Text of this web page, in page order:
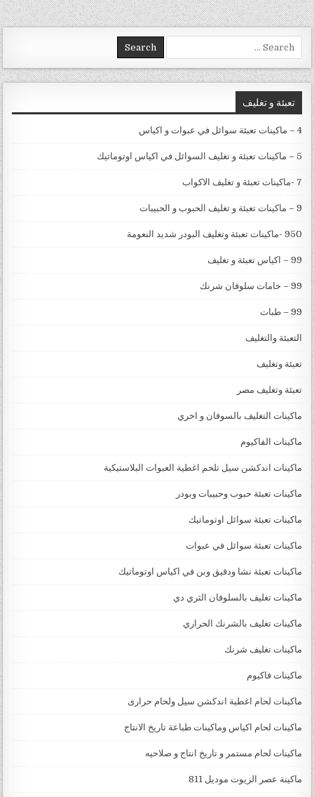
Search for:
تعبئة و تغليف
4 – ماكينات تعبئة سوائل في عبوات و اكياس
5 – ماكينات تعبئة و تغليف السوائل في اكياس اوتوماتيك
7 -ماكينات تعبئة و تغليف الاكواب
9 – ماكينات تعبئة و تغليف الحبوب و الحبيبات
950 -ماكينات تعبئة وتغليف البودر شديد النعومة
99 – اكياس تعبئة و تغليف
99 – خامات سلوفان شرنك
99 – طبات
التعبئة والتغليف
تعبئة وتغليف
تعبئة وتغليف مصر
ماكينات التغليف بالسوفان و اخري
ماكينات الفاكيوم
ماكينات اندكشن سيل تلحم اغطية العبوات البلاستيكية
ماكينات تعبئة حبوب وحبيبات وبودر
ماكينات تعبئة سوائل اوتوماتيك
ماكينات تعبئة سوائل في عبوات
ماكينات تعبئة نشا ودقيق وبن في اكياس اوتوماتيك
ماكينات تغليف بالسلوفان الثري دي
ماكينات تغليف بالشرنك الحراري
ماكينات تغليف شرنك
ماكينات فاكيوم
ماكينات لحام اغطية اندكشن سيل ولحام حرارى
ماكينات لحام اكياس وماكينات طباعة تاريخ الانتاج
ماكينات لحام مستمر و تاريخ انتاج و صلاحيه
ماكينة عصر الزيوت موديل 811